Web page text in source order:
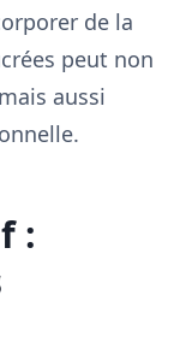
de la
peut non
aussi
: